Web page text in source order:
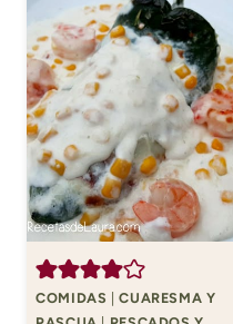
COMIDAS |CUARESMA Y